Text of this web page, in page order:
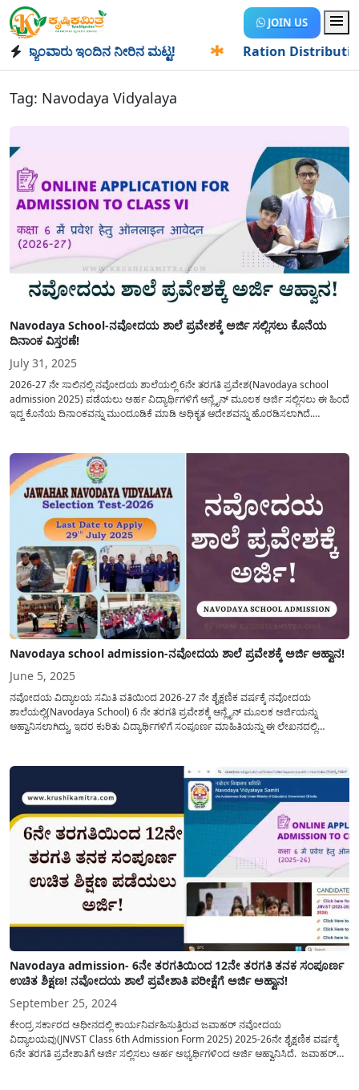
JOIN US
ಇಂದಿನ ನೀರಿನ ಮಟ್ಟ! Ration Distribution-
Tag: Navodaya Vidyalaya
Navodaya School-ನವೋದಯ ಶಾಲೆ ಪ್ರವೇಶಕ್ಕೆ ಅರ್ಜಿ ಸಲ್ಲಿಸಲು ಕೊನೆಯ
ದಿನಾಂಕ ವಿಸ್ತರಣೆ!
July 31, 2025
2026-27 ನೇ ಸಾಲಿನಲ್ಲಿ ನವೋದಯ ಶಾಲೆಯಲ್ಲಿ 6ನೇ ತರಗತಿ ಪ್ರವೇಶ(Navodaya school
admission 2025) ಪಡೆಯಲು ಅರ್ಹ ವಿದ್ಯಾರ್ಥಿಗಳಿಗೆ ಆನ್ಲೈನ್ ಮೂಲಕ ಅರ್ಜಿ ಸಲ್ಲಿಸಲು ಈ ಹಿಂದೆ
ಇದ್ದ ಕೊನೆಯ ದಿನಾಂಕವನ್ನು ಮುಂದೂಡಿಕೆ ಮಾಡಿ ಅಧಿಕೃತ ಆದೇಶವನ್ನು ಹೊರಡಿಸಲಾಗಿದೆ.
Navodaya school admission-ನವೋದಯ ಶಾಲೆ ಪ್ರವೇಶಕ್ಕೆ ಅರ್ಜಿ ಆಹ್ವಾನ!
June 5, 2025
ನವೋದಯ ವಿದ್ಯಾಲಯ ಸಮಿತಿ ವತಿಯಿಂದ 2026-27 ನೇ ಶೈಕ್ಷಣಿಕ ವರ್ಷಕ್ಕೆ ನವೋದಯ
ಶಾಲೆಯಲ್ಲಿ(Navodaya School) 6 ನೇ ತರಗತಿ ಪ್ರವೇಶಕ್ಕೆ ಆನ್ಲೈನ್ ಮೂಲಕ ಅರ್ಜಿಯನ್ನು
ಆಹ್ವಾನಿಸಲಾಗಿದ್ದು, ಇದರ ಕುರಿತು ವಿದ್ಯಾರ್ಥಿಗಳಿಗೆ ಸಂಪೂರ್ಣ ಮಾಹಿತಿಯನ್ನು ಈ ಲೇಖನದಲ್ಲಿ
ಹೊಂದಿರುವ ವಿದ್ಯಾರ್ಥಿಗಳು...
Navodaya admission- 6ನೇ ತರಗತಿಯಿಂದ 12ನೇ ತರಗತಿ ತನಕ ಸಂಪೂರ್ಣ
ಉಚಿತ ಶಿಕ್ಷಣ! ನವೋದಯ ಶಾಲೆ ಪ್ರವೇಶಾತಿ ಪರೀಕ್ಷೆಗೆ ಅರ್ಜಿ ಅಹ್ವಾನ!
September 25, 2024
ಕೇಂದ್ರ ಸರ್ಕಾರದ ಅಧೀನದಲ್ಲಿ ಕಾರ್ಯನಿರ್ವಹಿಸುತ್ತಿರುವ ಜವಾಹರ್ ನವೋದಯ
ವಿದ್ಯಾಲಯವು(JNVST Class 6th Admission Form 2025) 2025-26ನೇ ಶೈಕ್ಷಣಿಕ ವರ್ಷಕ್ಕೆ
6ನೇ ತರಗತಿ ಪ್ರವೇಶಾತಿಗೆ ಅರ್ಜಿ ಸಲ್ಲಿಸಲು ಅರ್ಹ ಅಭ್ಯರ್ಥಿಗಳಿಂದ ಅರ್ಜಿ ಆಹ್ವಾನಿಸಿದೆ. ಜವಾಹರ್